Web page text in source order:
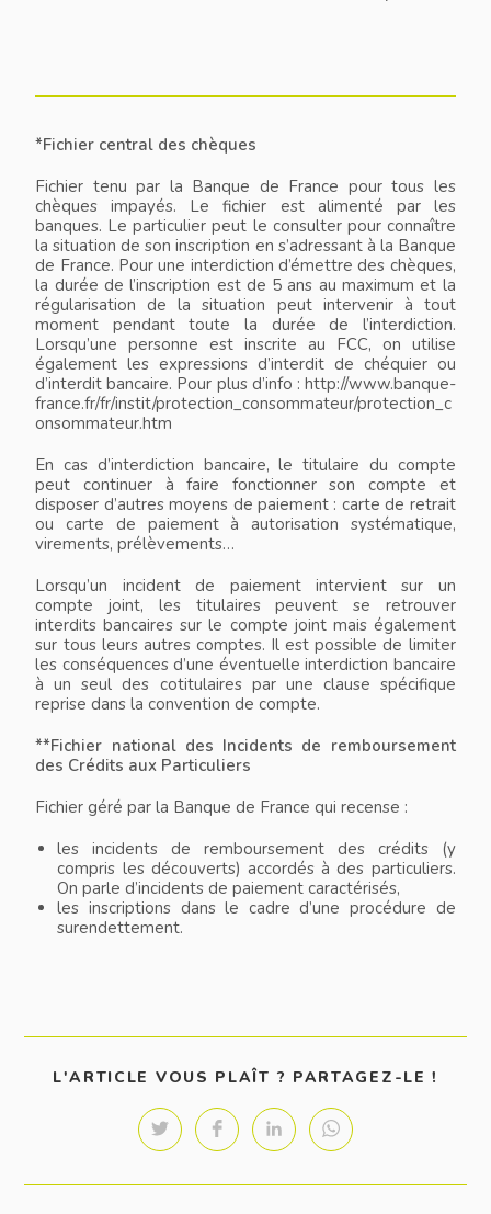
*Fichier central des chèques
Fichier tenu par la Banque de France pour tous les
chèques impayés. Le fichier est alimenté par les
banques. Le particulier peut le consulter pour connaître
la situation de son inscription en s’adressant à la Banque
de France. Pour une interdiction d’émettre des chèques,
la durée de l’inscription est de 5 ans au maximum et la
régularisation de la situation peut intervenir à tout
moment pendant toute la durée de l’interdiction.
Lorsqu’une personne est inscrite au FCC, on utilise
également les expressions d’interdit de chéquier ou
d’interdit bancaire. Pour plus d’info : http://www.banque-
france.fr/fr/instit/protection_consommateur/protection_c
onsommateur.htm
En cas d’interdiction bancaire, le titulaire du compte
peut continuer à faire fonctionner son compte et
disposer d’autres moyens de paiement : carte de retrait
ou carte de paiement à autorisation systématique,
virements, prélèvements…
Lorsqu’un incident de paiement intervient sur un
compte joint, les titulaires peuvent se retrouver
interdits bancaires sur le compte joint mais également
sur tous leurs autres comptes. Il est possible de limiter
les conséquences d’une éventuelle interdiction bancaire
à un seul des cotitulaires par une clause spécifique
reprise dans la convention de compte.
**Fichier national des Incidents de remboursement
des Crédits aux Particuliers
Fichier géré par la Banque de France qui recense :
les incidents de remboursement des crédits (y
compris les découverts) accordés à des particuliers.
On parle d’incidents de paiement caractérisés,
les inscriptions dans le cadre d’une procédure de
surendettement.
L'ARTICLE VOUS PLAÎT ? PARTAGEZ-LE !